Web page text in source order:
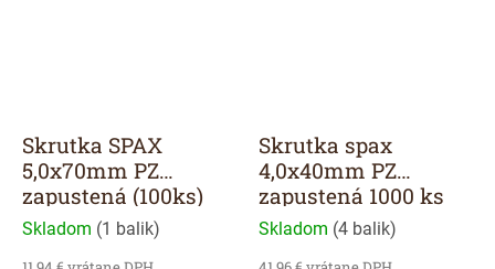
Skrutka SPAX
5,0x70mm PZ
zapustená (100ks)
Skladom (1 balik)
Skrutka spax
4,0x40mm PZ
zapustená 1000 ks
Skladom (4 balik)